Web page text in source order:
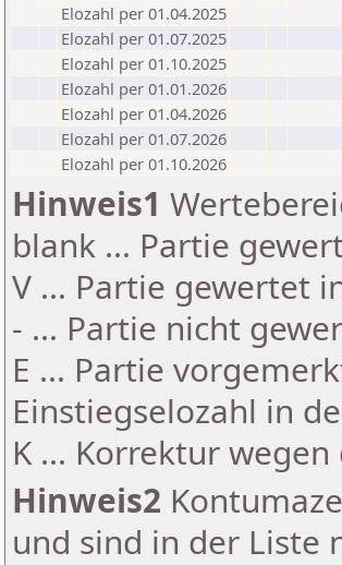
Elozahl per 01.04.2025
Elozahl per 01.07.2025
Elozahl per 01.10.2025
Elozahl per 01.01.2026
Elozahl per 01.04.2026
Elozahl per 01.07.2026
Elozahl per 01.10.2026
Hinweis1
blank ... Partie
V ... Partie gewertet
- ... Partie nicht
E ... Partie
Einstiegselozahl in
K ... Korrektur
Hinweis2
und sind in der Liste